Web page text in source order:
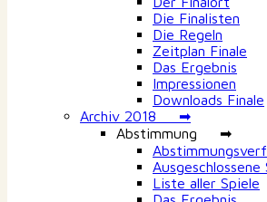
Die Finalisten
Die Regeln
Zeitplan Finale
Das Ergebnis
Impressionen
Downloads Finale
Archiv 2018 ➡
Abstimmung ➡
Ausgeschlossene
Liste aller Spiele